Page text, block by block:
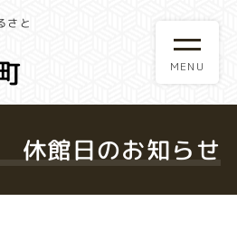
さと
休館日のお知らせ